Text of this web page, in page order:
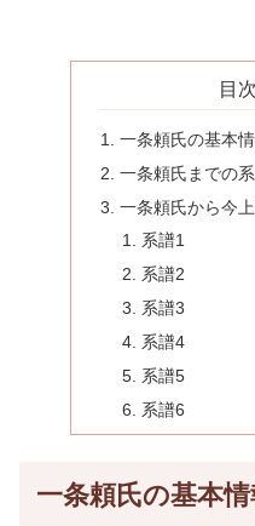
目次
一条頼氏の基本
一条頼氏までの
一条頼氏から今
系譜1
系譜2
系譜3
系譜4
系譜5
系譜6
一条頼氏の基本情